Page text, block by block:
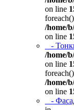
on line
/home/
on line
-
/home/
on line
/home/
on line
-